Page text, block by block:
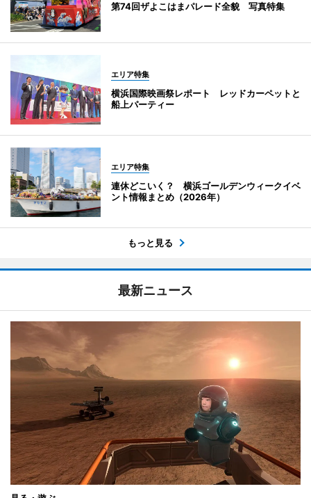
第74回ザよこはまパレード全貌 写真特集
エリア特集
横浜国際映画祭レポート レッドカーペットと
船上パーティー
エリア特集
連休どこいく？ 横浜ゴールデンウィークイベ
ント情報まとめ（2026年）
もっと見る
最新ニュース